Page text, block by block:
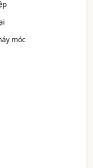
móc